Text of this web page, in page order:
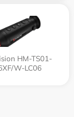
HM-TS01-
W-LC06